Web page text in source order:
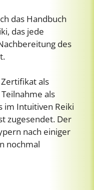
das Handbuch
das jede
des
als
als
im Intuitiven Reiki
zugesendet. Der
nach einiger
nochmal